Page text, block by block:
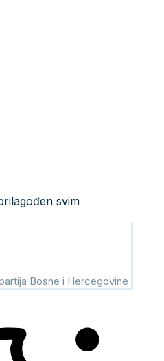
svim
Bosne i Hercegovine